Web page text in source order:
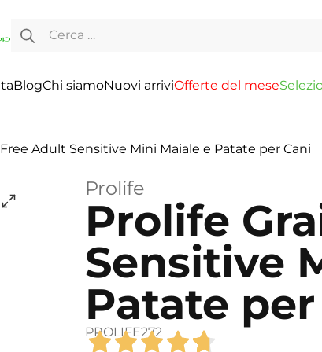
Ricerca per:
BlogChi siamoNuovi arriviOfferte del meseSelezi
Adult Sensitive Mini Maiale e Patate per Cani
Prolife
Prolife
Sensitive
Patate
PROLIFE272